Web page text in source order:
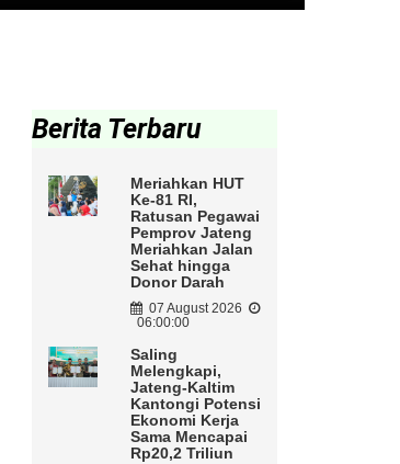
Berita Terbaru
Meriahkan HUT
Ke-81 RI,
Ratusan Pegawai
Pemprov Jateng
Meriahkan Jalan
Sehat hingga
Donor Darah
07 August 2026
06:00:00
Saling
Melengkapi,
Jateng-Kaltim
Kantongi Potensi
Ekonomi Kerja
Sama Mencapai
Rp20,2 Triliun